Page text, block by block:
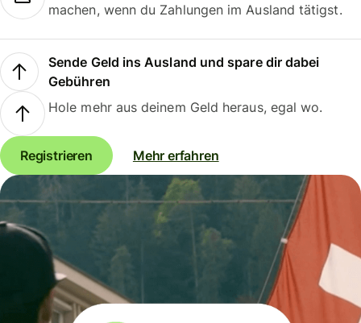
machen, wenn du Zahlungen im Ausland tätigst.
Sende Geld ins Ausland und spare dir dabei
Gebühren
Hole mehr aus deinem Geld heraus, egal wo.
Registrieren Mehr erfahren